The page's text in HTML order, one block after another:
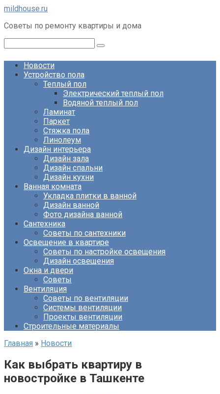
Перейти
контенту
mildhouse.ru
Советы по ремонту квартиры и дома
Новости
Устройство пола
Теплый пол
Электрический теплый пол
Водяной теплый пол
Ламинат
Паркет
Стяжка пола
Линолеум
Дизайн интерьера
Дизайн зала
Дизайн спальни
Дизайн кухни
Ванная комната
Укладка плитки в ванной
Дизайн ванной
Фото дизайна ванной
Сантехника
Советы по сантехники
Освещение в квартире
Советы по настройке освещения
Дизайн освещения
Окна и двери
Советы
Вентиляция
Советы по вентиляции
Системы вентиляции
Проекты вентиляции
Строительные материалы
Главная » Новости
Как выбрать квартиру в
новостройке в Ташкенте